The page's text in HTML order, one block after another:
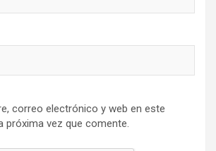
correo electrónico y web en este
próxima vez que comente.